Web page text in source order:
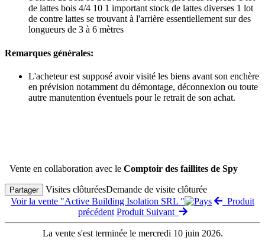
de lattes bois 4/4 10 1 important stock de lattes diverses 1 lot
de contre lattes se trouvant à l'arrière essentiellement sur des
longueurs de 3 à 6 mètres
Remarques générales:
L'acheteur est supposé avoir visité les biens avant son enchère
en prévision notamment du démontage, déconnexion ou toute
autre manutention éventuels pour le retrait de son achat.
Vente en collaboration avec le Comptoir des faillites de Spy
Partager Visites clôturéesDemande de visite clôturée
Voir la vente "Active Building Isolation SRL "
Produit
précédent Produit Suivant
La vente s'est terminée le mercredi 10 juin 2026.